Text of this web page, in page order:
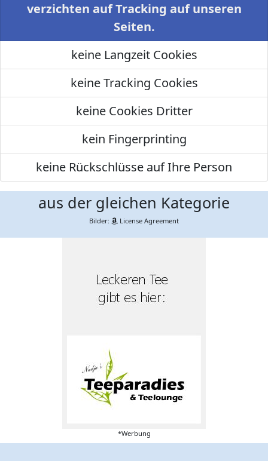
verzichten auf Tracking auf unseren
Seiten.
keine Langzeit Cookies
keine Tracking Cookies
keine Cookies Dritter
kein Fingerprinting
keine Rückschlüsse auf Ihre Person
aus der gleichen Kategorie
Bilder: License Agreement
*Werbung